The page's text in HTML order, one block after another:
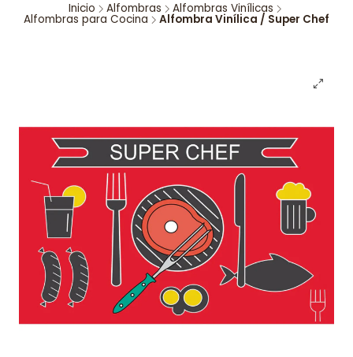
Inicio Alfombras Alfombras Vinílicas
Alfombras para Cocina Alfombra Vinílica / Super Chef